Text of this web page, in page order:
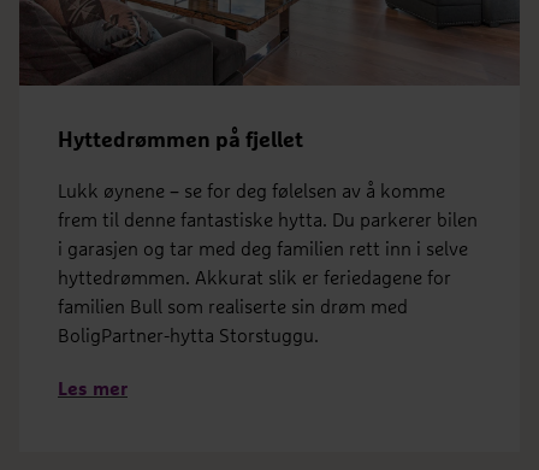
Hyttedrømmen på fjellet
Lukk øynene – se for deg følelsen av å komme
frem til denne fantastiske hytta. Du parkerer bilen
i garasjen og tar med deg familien rett inn i selve
hyttedrømmen. Akkurat slik er feriedagene for
familien Bull som realiserte sin drøm med
BoligPartner-hytta Storstuggu.
Les mer